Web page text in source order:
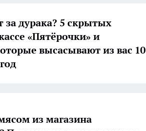
за дурака? 5 скрытых
«Пятёрочки» и
высасывают из вас 10
из магазина